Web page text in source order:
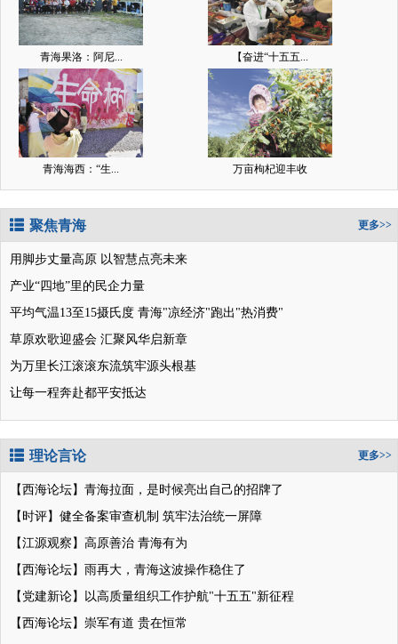
青海果洛：阿尼... 【奋进“十五五...
青海海西：“生... 万亩枸杞迎丰收
聚焦青海 更多>>
用脚步丈量高原 以智慧点亮未来
产业“四地”里的民企力量
平均气温13至15摄氏度 青海"凉经济"跑出"热消费"
草原欢歌迎盛会 汇聚风华启新章
为万里长江滚滚东流筑牢源头根基
让每一程奔赴都平安抵达
理论言论 更多>>
【西海论坛】青海拉面，是时候亮出自己的招牌了
【时评】健全备案审查机制 筑牢法治统一屏障
【江源观察】高原善治 青海有为
【西海论坛】雨再大，青海这波操作稳住了
【党建新论】以高质量组织工作护航"十五五"新征程
【西海论坛】崇军有道 贵在恒常